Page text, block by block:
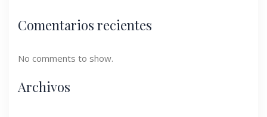
Comentarios recientes
No comments to show.
Archivos